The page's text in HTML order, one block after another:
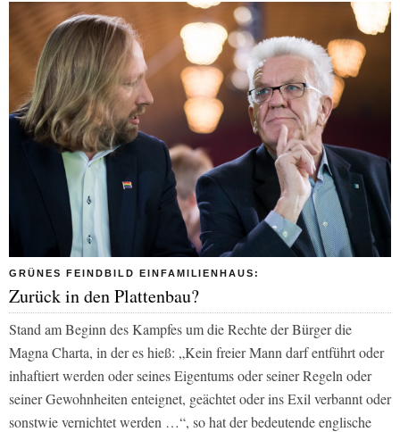
GRÜNES FEINDBILD EINFAMILIENHAUS:
Zurück in den Plattenbau?
Stand am Beginn des Kampfes um die Rechte der Bürger die
Magna Charta, in der es hieß: „Kein freier Mann darf entführt oder
inhaftiert werden oder seines Eigentums oder seiner Regeln oder
seiner Gewohnheiten enteignet, geächtet oder ins Exil verbannt oder
sonstwie vernichtet werden …“, so hat der bedeutende englische